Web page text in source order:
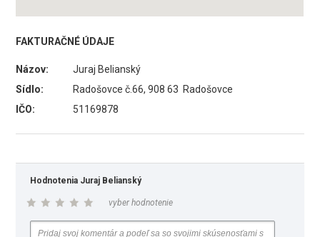
FAKTURAČNÉ ÚDAJE
Názov:
Juraj Belianský
Sídlo:
Radošovce č.66, 908 63 Radošovce
IČO:
51169878
Hodnotenia Juraj Belianský
vyber hodnotenie